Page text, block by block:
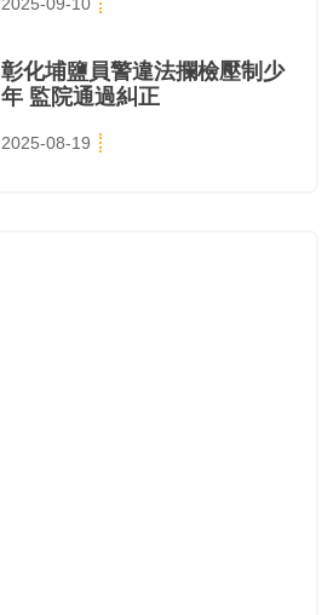
彰化埔鹽員警違法攔檢壓制少
年 監院通過糾正
2025-08-19